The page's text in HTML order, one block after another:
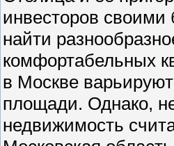
инвесторов
найти
комфортабельных
в Москве
площади. Однако,
недвижимость